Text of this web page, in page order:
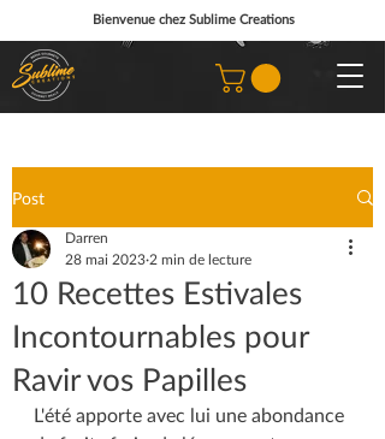
Bienvenue chez Sublime Creations
Post
10 Recettes Estivales
Incontournables pour
Ravir vos Papilles
Darren
28 mai 2023 2 min de lecture
L'été apporte avec lui une abondance